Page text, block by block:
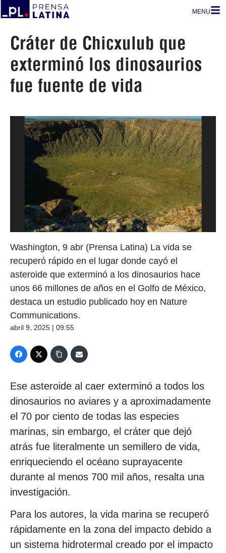
MENU
Cráter de Chicxulub que
exterminó los dinosaurios
fue fuente de vida
Washington, 9 abr (Prensa Latina) La vida se
recuperó rápido en el lugar donde cayó el
asteroide que exterminó a los dinosaurios hace
unos 66 millones de años en el Golfo de México,
destaca un estudio publicado hoy en Nature
Communications.
abril 9, 2025 | 09:55
Ese asteroide al caer exterminó a todos los
dinosaurios no aviares y a aproximadamente
el 70 por ciento de todas las especies
marinas, sin embargo, el cráter que dejó
atrás fue literalmente un semillero de vida,
enriqueciendo el océano suprayacente
durante al menos 700 mil años, resalta una
investigación.
Para los autores, la vida marina se recuperó
rápidamente en la zona del impacto debido a
un sistema hidrotermal creado por el impacto